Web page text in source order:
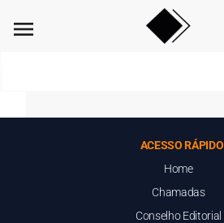
menu
ACESSO RÁPIDO
Home
Chamadas
Conselho Editorial